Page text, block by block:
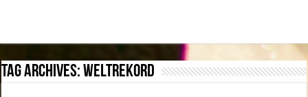
Tag Archives:Weltrekord